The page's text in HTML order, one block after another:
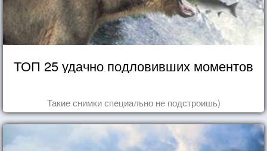
ТОП 25 удачно подловивших моментов
Такие снимки специально не подстроишь)